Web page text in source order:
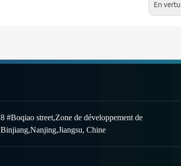
En
8 #Boqiao street,Zone de développement de
Binjiang,Nanjing,Jiangsu, Chine